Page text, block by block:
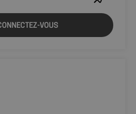
VOUS